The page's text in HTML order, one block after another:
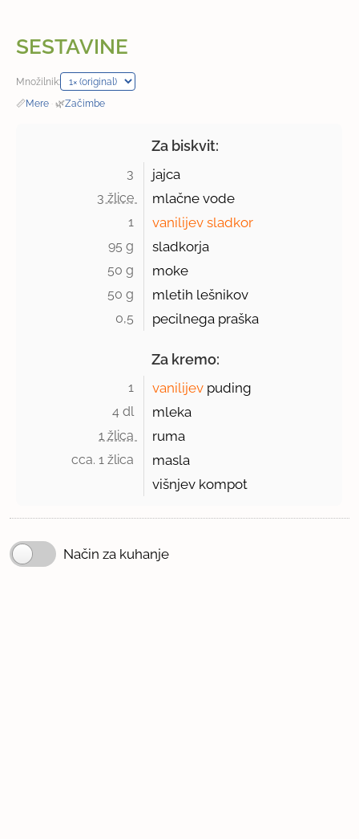
SESTAVINE
Množilnik:
📏Mere · 🌿Začimbe
Za biskvit:
3 jajca
3 žlice mlačne vode
1 vanilijev sladkor
95 g sladkorja
50 g moke
50 g mletih lešnikov
0,5 pecilnega praška
Za kremo:
1 vanilijev puding
4 dl mleka
1 žlica ruma
cca. 1 žlica
masla
višnjev kompot
Način za kuhanje